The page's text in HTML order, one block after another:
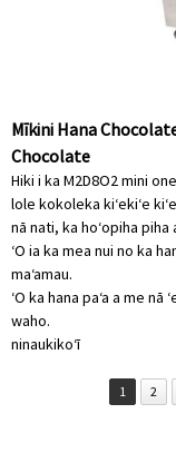
Mīkini Hana
Chocolate
Hiki i ka M2D8O2 mini
lole kokoleka kiʻekiʻe
nā nati, ka hoʻopiha piha
ʻO ia ka mea nui no ka
maʻamau.
ʻO ka hana paʻa a me
waho.
ninaukikoʻī
1 2